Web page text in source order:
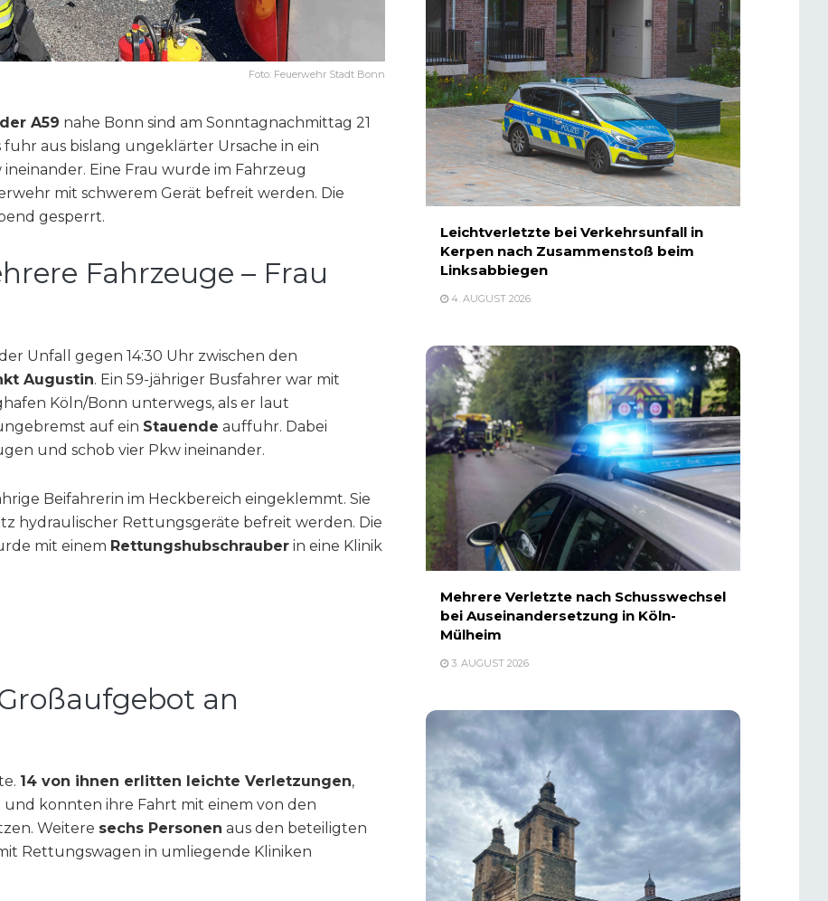
Foto: Feuerwehr Stadt Bonn
A59 nahe Bonn sind am Sonntagnachmittag 21
aus bislang ungeklärter Ursache in ein
Eine Frau wurde im Fahrzeug
mit schwerem Gerät befreit werden. Die
gesperrt.
Fahrzeuge – Frau
Unfall gegen 14:30 Uhr zwischen den
Augustin. Ein 59-jähriger Busfahrer war mit
Köln/Bonn unterwegs, als er laut
auf ein Stauende auffuhr. Dabei
und schob vier Pkw ineinander.
Beifahrerin im Heckbereich eingeklemmt. Sie
hydraulischer Rettungsgeräte befreit werden. Die
mit einem Rettungshubschrauber in eine Klinik
an
14 von ihnen erlitten leichte Verletzungen,
konnten ihre Fahrt mit einem von den
Weitere sechs Personen aus den beteiligten
Rettungswagen in umliegende Kliniken
Leichtverletzte bei Verkehrsunfall in
Kerpen nach Zusammenstoß beim
Linksabbiegen
4. AUGUST 2026
Mehrere Verletzte nach Schusswechsel
bei Auseinandersetzung in Köln-
Mülheim
3. AUGUST 2026